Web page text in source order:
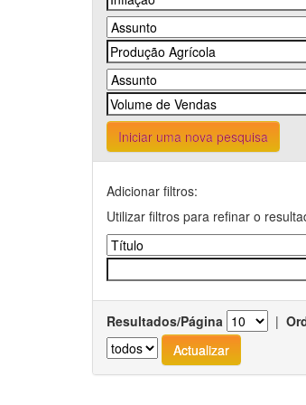
Iniciar uma nova pesquisa
Adicionar filtros:
Utilizar filtros para refinar o
Resultados/Página |